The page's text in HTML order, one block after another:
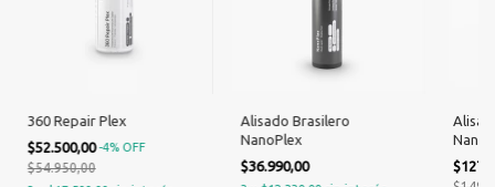
360 Repair Plex
$52.500,00-4% OFF
$54.950,00
Alisado Brasilero
NanoPlex
$36.990,00